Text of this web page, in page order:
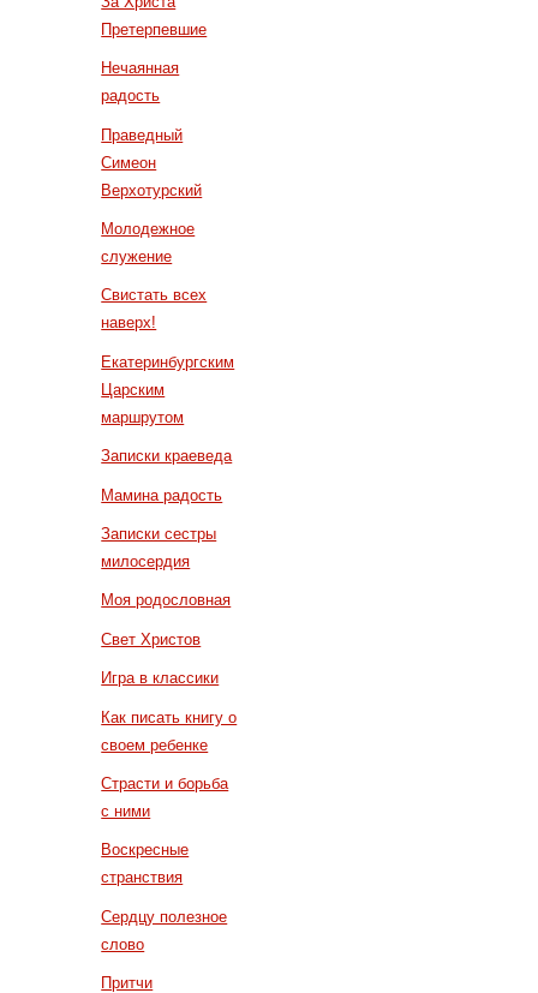
Претерпевшие
Нечаянная
радость
Праведный
Симеон
Верхотурский
Молодежное
служение
Свистать всех
наверх!
Екатеринбургским
Царским
маршрутом
Записки краеведа
Мамина радость
Записки сестры
милосердия
Моя родословная
Свет Христов
Игра в классики
Как писать книгу о
своем ребенке
Страсти и борьба
с ними
Воскресные
странствия
Сердцу полезное
слово
Притчи